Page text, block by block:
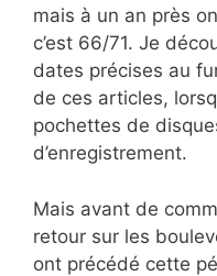
mais à un an près
c’est 66/71. Je
dates précises au
de ces articles,
pochettes de
d’enregistrement.
Mais avant de
retour sur les
ont précédé cette